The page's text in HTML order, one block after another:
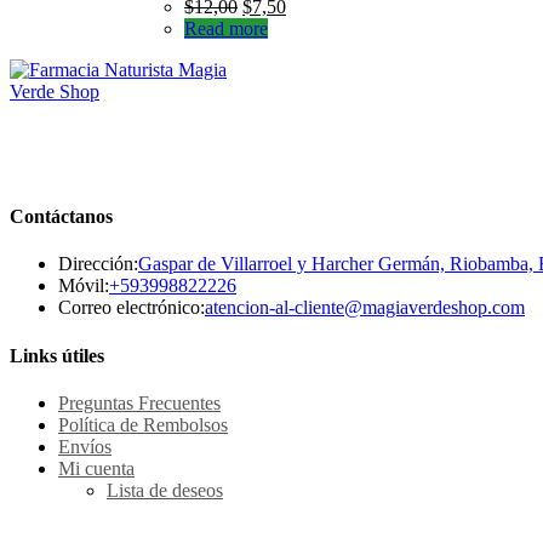
$12,00 $7,50
Read more
Contáctanos
Dirección:Gaspar de Villarroel y Harcher Germán, Riobamba,
Móvil:+593998822226Se
abre
Correo electrónico:atencion-al-cliente@magiaverdeshop.comSe
Links útiles
Preguntas Frecuentes
Política de Rembolsos
Envíos
Mi cuenta
Lista de deseos